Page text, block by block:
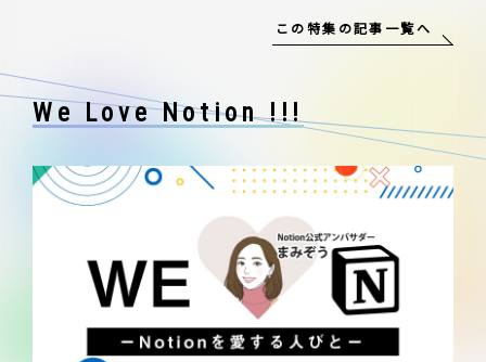
この特集の記事一覧へ
We Love Notion !!!